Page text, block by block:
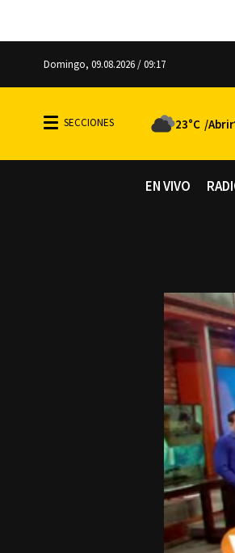
Domingo, 09.08.2026 / 09:17
23°C
EN VIVO